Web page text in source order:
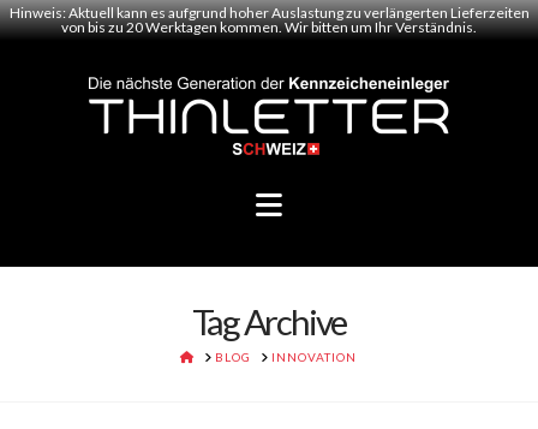
Hinweis: Aktuell kann es aufgrund hoher Auslastung zu verlängerten Lieferzeiten
von bis zu 20 Werktagen kommen. Wir bitten um Ihr Verständnis.
Navigation
Tag Archive
HOME
BLOG INNOVATION